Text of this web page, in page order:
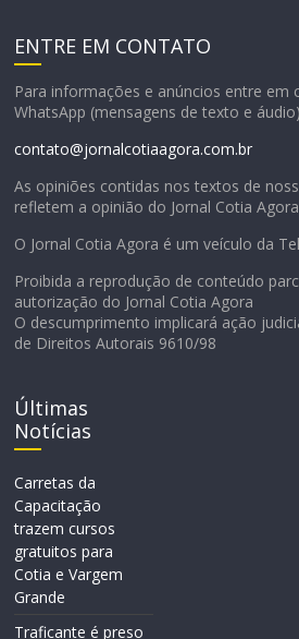
ENTRE EM CONTATO
Para informações e anúncios entre em
WhatsApp (mensagens de texto e
contato@jornalcotiaagora.com.br
As opiniões contidas nos textos de
refletem a opinião do Jornal Cotia Agora
O Jornal Cotia Agora é um veículo da
Proibida a reprodução de conteúdo
autorização do Jornal Cotia Agora
O descumprimento implicará ação
de Direitos Autorais 9610/98
Últimas
Notícias
Carretas da
Capacitação
trazem cursos
gratuitos para
Cotia e Vargem
Grande
Traficante é preso